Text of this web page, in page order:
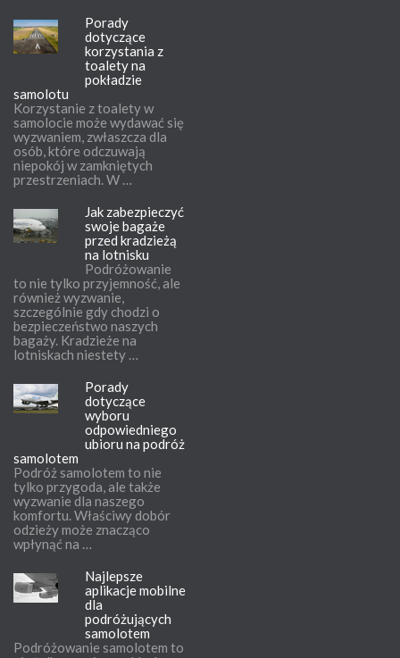
Porady
dotyczące
korzystania z
toalety na
pokładzie
samolotu
Korzystanie z toalety w
samolocie może wydawać się
wyzwaniem, zwłaszcza dla
osób, które odczuwają
niepokój w zamkniętych
przestrzeniach. W …
Jak zabezpieczyć
swoje bagaże
przed kradzieżą
na lotnisku
Podróżowanie
to nie tylko przyjemność, ale
również wyzwanie,
szczególnie gdy chodzi o
bezpieczeństwo naszych
bagaży. Kradzieże na
lotniskach niestety …
Porady
dotyczące
wyboru
odpowiedniego
ubioru na podróż
samolotem
Podróż samolotem to nie
tylko przygoda, ale także
wyzwanie dla naszego
komfortu. Właściwy dobór
odzieży może znacząco
wpłynąć na …
Najlepsze
aplikacje mobilne
dla
podróżujących
samolotem
Podróżowanie samolotem to